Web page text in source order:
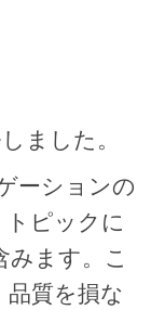
ました。
ーションの
ピックに
ます。こ
質を損な